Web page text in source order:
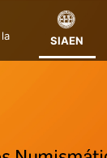
SIAEN